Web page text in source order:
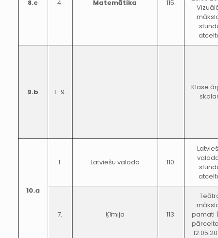
8.c 4. Matemātika 115.
9.b 1.-9.
Klase
10.a
1. Latviešu valoda 110.
7. Ķīmija 113.
pamati